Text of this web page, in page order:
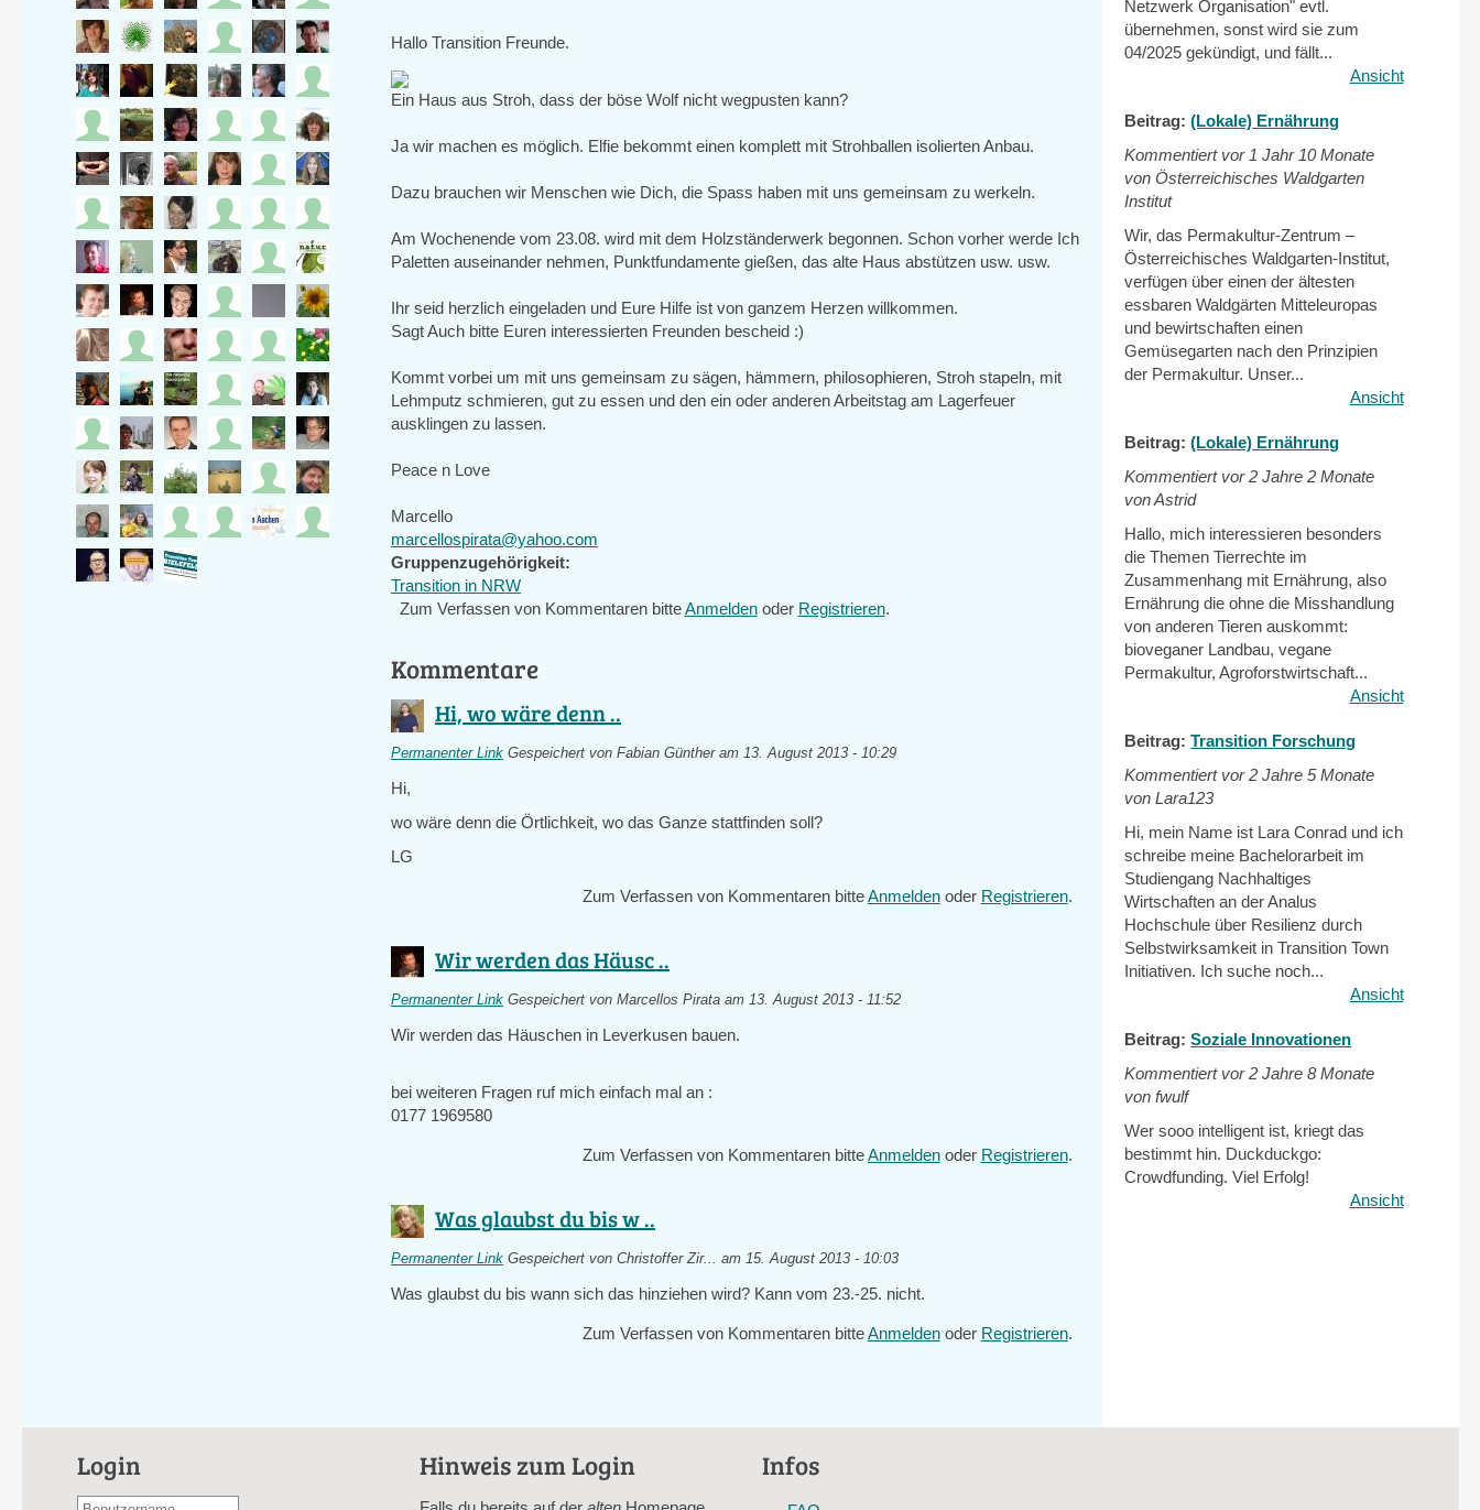
Hallo Transition Freunde.
Ein Haus aus Stroh, dass der böse Wolf nicht wegpusten kann?
Ja wir machen es möglich. Elfie bekommt einen komplett mit Strohballen isolierten Anbau.
Dazu brauchen wir Menschen wie Dich, die Spass haben mit uns gemeinsam zu werkeln.
Am Wochenende vom 23.08. wird mit dem Holzständerwerk begonnen. Schon vorher werde Ich
Paletten auseinander nehmen, Punktfundamente gießen, das alte Haus abstützen usw. usw.
Ihr seid herzlich eingeladen und Eure Hilfe ist von ganzem Herzen willkommen.
Sagt Auch bitte Euren interessierten Freunden bescheid :)
Kommt vorbei um mit uns gemeinsam zu sägen, hämmern, philosophieren, Stroh stapeln, mit
Lehmputz schmieren, gut zu essen und den ein oder anderen Arbeitstag am Lagerfeuer
ausklingen zu lassen.
Peace n Love
Marcello
marcellospirata@yahoo.com
Gruppenzugehörigkeit:
Transition in NRW
Zum Verfassen von Kommentaren bitteAnmeldenoder Registrieren.
Kommentare
Hi, wo wäre denn ..
Permanenter Link Gespeichert vonFabian Güntheram 13. August 2013 - 10:29
Hi,
wo wäre denn die Örtlichkeit, wo das Ganze stattfinden soll?
LG
Zum Verfassen von Kommentaren bitteAnmeldenoder Registrieren.
Wir werden das Häusc ..
Permanenter Link Gespeichert vonMarcellos Pirata am 13. August 2013 - 11:52
Wir werden das Häuschen in Leverkusen bauen.
bei weiteren Fragen ruf mich einfach mal an :
0177 1969580
Zum Verfassen von Kommentaren bitteAnmeldenoder Registrieren.
Was glaubst du bis w ..
Permanenter Link Gespeichert vonChristoffer Zir... am 15. August 2013 - 10:03
Was glaubst du bis wann sich das hinziehen wird? Kann vom 23.-25. nicht.
Zum Verfassen von Kommentaren bitteAnmeldenoder Registrieren.
Netzwerk Organisation" evtl.
übernehmen, sonst wird sie zum
04/2025 gekündigt, und fällt...
Ansicht
Beitrag:(Lokale) Ernährung
Kommentiert vor 1 Jahr 10 Monate
von Österreichisches Waldgarten
Institut
Wir, das Permakultur-Zentrum –
Österreichisches Waldgarten-Institut,
verfügen über einen der ältesten
essbaren Waldgärten Mitteleuropas
und bewirtschaften einen
Gemüsegarten nach den Prinzipien
der Permakultur. Unser...
Ansicht
Beitrag:(Lokale) Ernährung
Kommentiert vor2 Jahre 2 Monate
von Astrid
Hallo, mich interessieren besonders
die Themen Tierrechte im
Zusammenhang mit Ernährung, also
Ernährung die ohne die Misshandlung
von anderen Tieren auskommt:
bioveganer Landbau, vegane
Permakultur, Agroforstwirtschaft...
Ansicht
Beitrag:Transition Forschung
Kommentiert vor2 Jahre 5 Monate
von Lara123
Hi, mein Name ist Lara Conrad und ich
schreibe meine Bachelorarbeit im
Studiengang Nachhaltiges
Wirtschaften an der Analus
Hochschule über Resilienz durch
Selbstwirksamkeit in Transition Town
Initiativen. Ich suche noch...
Ansicht
Beitrag:Soziale Innovationen
Kommentiert vor2 Jahre 8 Monate
von fwulf
Wer sooo intelligent ist, kriegt das
bestimmt hin. Duckduckgo:
Crowdfunding. Viel Erfolg!
Ansicht
Login Hinweis zum Login Infos